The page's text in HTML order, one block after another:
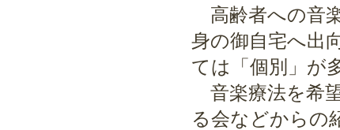
高齢者への音
身の御自宅へ出
ては「個別」が
音楽療法を希
る会などからの